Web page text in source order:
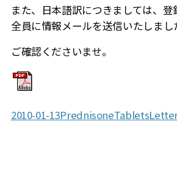
また、日本語訳につきましては、
全員に情報メールを送信いたしまし
ご確認くださいませ。
2010-01-